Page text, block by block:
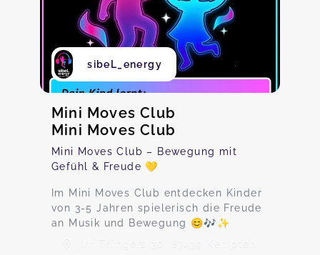
sibeL_energy
Mini Moves Club
Mini Moves Club
Mini Moves Club – Bewegung mit
Gefühl & Freude 💛
Im Mini Moves Club entdecken Kinder
von 3-5 Jahren spielerisch die Freude
an Musik und Bewegung 😊🎶✨
Im Thingers 30, 87439 Kempten